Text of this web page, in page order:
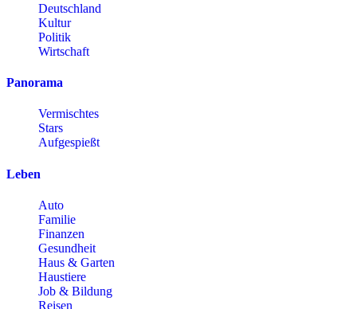
Deutschland
Kultur
Politik
Wirtschaft
Panorama
Vermischtes
Stars
Aufgespießt
Leben
Auto
Familie
Finanzen
Gesundheit
Haus & Garten
Haustiere
Job & Bildung
Reisen